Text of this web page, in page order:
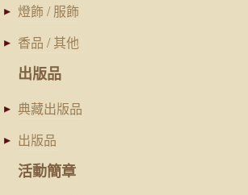
燈飾 / 服飾
香品 / 其他
出版品
典藏出版品
出版品
活動簡章